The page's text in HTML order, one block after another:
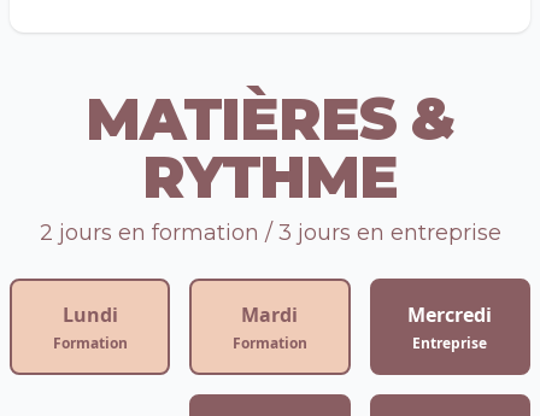
MATIÈRES &
RYTHME
2 jours en formation / 3 jours en entreprise
Lundi
Formation
Mardi
Formation
Mercredi
Entreprise